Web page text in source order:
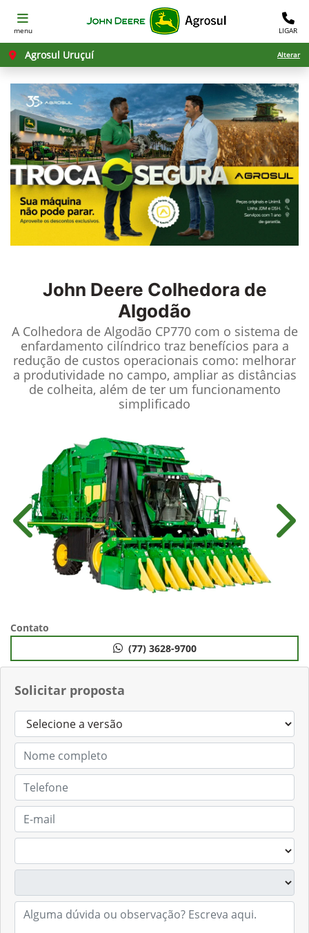
menu LIGAR
Agrosul Uruçuí Alterar
John Deere Colhedora de
Algodão
A Colhedora de Algodão CP770 com o sistema de
enfardamento cilíndrico traz benefícios para a
redução de custos operacionais como: melhorar
a produtividade no campo, ampliar as distâncias
de colheita, além de ter um funcionamento
simplificado
Solicitar proposta
Anterior
Contato
(77) 3628-9700